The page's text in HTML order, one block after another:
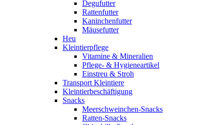
Degufutter
Rattenfutter
Kaninchenfutter
Mäusefutter
Heu
Kleintierpflege
Vitamine & Mineralien
Pflege- & Hygieneartikel
Einstreu & Stroh
Transport Kleintiere
Kleintierbeschäftigung
Snacks
Meerschweinchen-Snacks
Ratten-Snacks